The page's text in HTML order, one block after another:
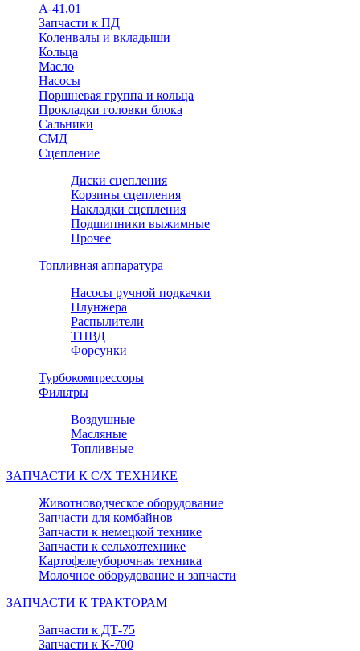
А-41,01
Запчасти к ПД
Коленвалы и вкладыши
Кольца
Масло
Насосы
Поршневая группа и кольца
Прокладки головки блока
Сальники
СМД
Сцепление
Диски сцепления
Корзины сцепления
Накладки сцепления
Подшипники выжимные
Прочее
Топливная аппаратура
Насосы ручной подкачки
Плунжера
Распылители
ТНВД
Форсунки
Турбокомпрессоры
Фильтры
Воздушные
Масляные
Топливные
ЗАПЧАСТИ К С/Х ТЕХНИКЕ
Животноводческое оборудование
Запчасти для комбайнов
Запчасти к немецкой технике
Запчасти к сельхозтехнике
Картофелеуборочная техника
Молочное оборудование и запчасти
ЗАПЧАСТИ К ТРАКТОРАМ
Запчасти к ДТ-75
Запчасти к К-700